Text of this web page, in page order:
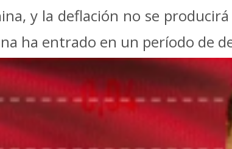
y la deflación no se
ha entrado en un período de